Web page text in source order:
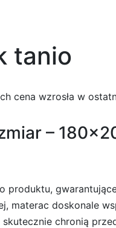
tanio
cena wzrosła w
–
produktu,
doskonale
chronią